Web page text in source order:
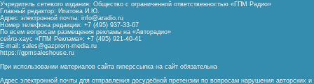
Учредитель сетевого издания: Общество с ограниченной ответственностью «ГПМ Радио»
Главный редактор: Ипатова И.Ю.
Адрес электронной почты: info@aradio.ru
Номер телефона редакции: +7 (495) 937-33-67
По всем вопросам размещения рекламы на «Авторадио»
сейлз-хаус «ГПМ Реклама»: +7 (495) 921-40-41
E-mail: sales@gazprom-media.ru
https://gpmsaleshouse.ru
При использовании материалов сайта гиперссылка на сайт обязательна
Адрес электронной почты для отправления досудебной претензии по вопросам нарушения авторских